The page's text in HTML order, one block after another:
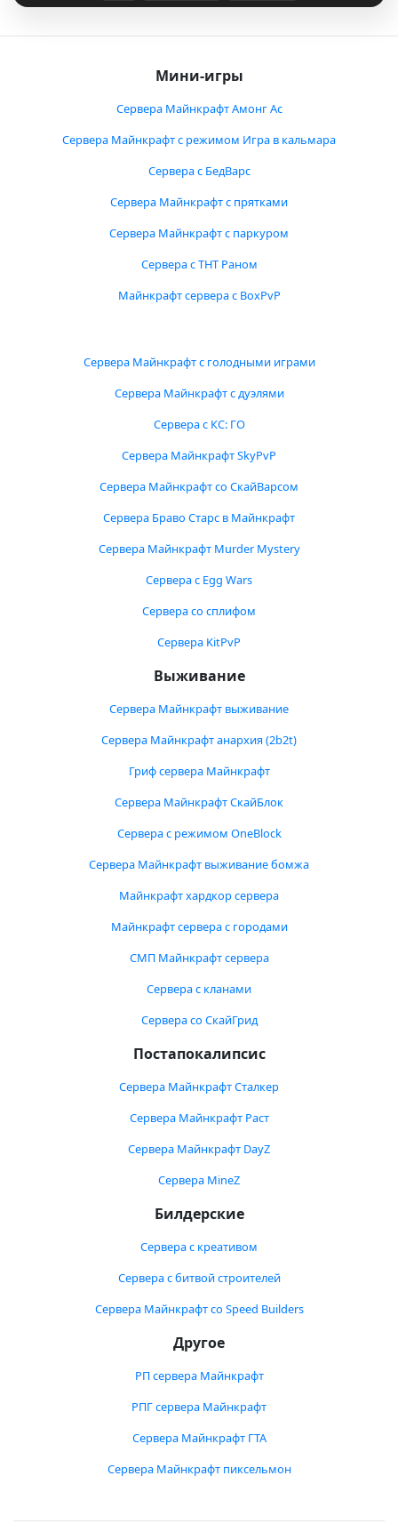
Мини-игры
Сервера Майнкрафт Амонг Ас
Сервера Майнкрафт с режимом Игра в кальмара
Сервера с БедВарс
Сервера Майнкрафт с прятками
Сервера Майнкрафт с паркуром
Сервера с ТНТ Раном
Майнкрафт сервера с BoxPvP
Сервера Майнкрафт с голодными играми
Сервера Майнкрафт с дуэлями
Сервера с КС: ГО
Сервера Майнкрафт SkyPvP
Сервера Майнкрафт со СкайВарсом
Сервера Браво Старс в Майнкрафт
Сервера Майнкрафт Murder Mystery
Сервера с Egg Wars
Сервера со сплифом
Сервера KitPvP
Выживание
Сервера Майнкрафт выживание
Сервера Майнкрафт анархия (2b2t)
Гриф сервера Майнкрафт
Сервера Майнкрафт СкайБлок
Сервера с режимом OneBlock
Сервера Майнкрафт выживание бомжа
Майнкрафт хардкор сервера
Майнкрафт сервера с городами
СМП Майнкрафт сервера
Сервера с кланами
Сервера со СкайГрид
Постапокалипсис
Сервера Майнкрафт Сталкер
Сервера Майнкрафт Раст
Сервера Майнкрафт DayZ
Сервера MineZ
Билдерские
Сервера с креативом
Сервера с битвой строителей
Сервера Майнкрафт со Speed Builders
Другое
РП сервера Майнкрафт
РПГ сервера Майнкрафт
Сервера Майнкрафт ГТА
Сервера Майнкрафт пиксельмон